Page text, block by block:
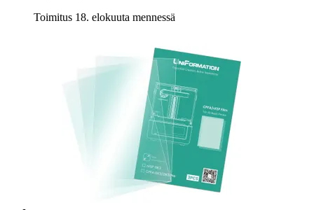
Toimitus 18. elokuuta mennessä